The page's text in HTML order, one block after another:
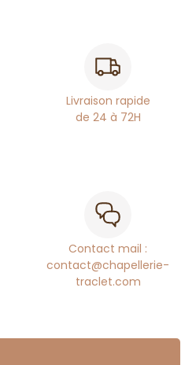
Livraison rapide
de 24 à 72H
Contact mail :
contact@chapellerie-
traclet.com